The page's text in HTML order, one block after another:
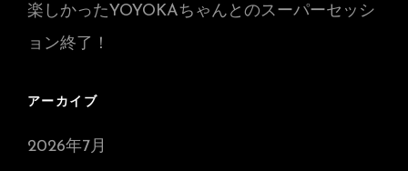
楽しかったYOYOKAちゃんとのスーパーセッシ
ョン終了！
アーカイブ
2026年7月